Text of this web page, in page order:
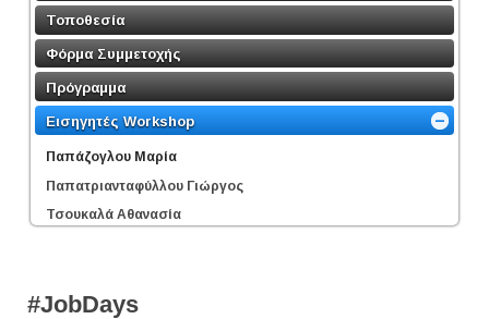
Τοποθεσία
Φόρμα Συμμετοχής
Πρόγραμμα
Εισηγητές Workshop
Παπάζογλου Μαρία
Παπατριανταφύλλου Γιώργος
Τσουκαλά Αθανασία
#JobDays